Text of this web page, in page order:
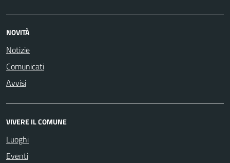
NOVITÀ
Notizie
Comunicati
Avvisi
VIVERE IL COMUNE
Luoghi
Eventi